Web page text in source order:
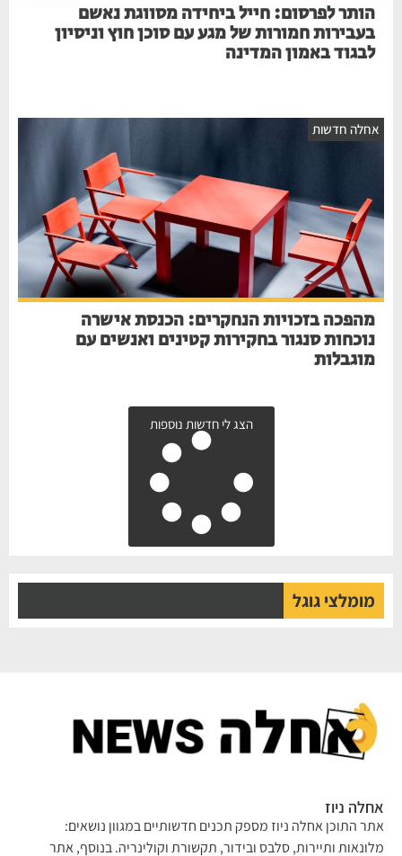
הותר לפרסום: חייל ביחידה מסווגת נאשם
בעבירות חמורות של מגע עם סוכן חוץ וניסיון
לבגוד באמון המדינה
אחלה חדשות
מהפכה בזכויות הנחקרים: הכנסת אישרה
נוכחות סנגור בחקירות קטינים ואנשים עם
מוגבלות
הצג לי חדשות נוספות
מומלצי גוגל
אחלה ניוז
אתר התוכן אחלה ניוז מספק תכנים חדשותיים במגוון נושאים:
מלונאות ותיירות, סלבס ובידור, תקשורת וקולינריה. בנוסף, אתר